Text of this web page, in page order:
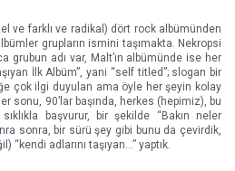
ve farklı ve radikal) dört rock albümünden
grupların ismini taşımakta. Nekropsi
grubun adı var, Malt’ın albümünde ise her
İlk Albüm”, yani “self titled”; slogan bir
çok ilgi duyulan ama öyle her şeyin kolay
sonu, 90’lar başında, herkes (hepimiz), bu
başvurur, bir şekilde “Bakın neler
sonra, bir sürü şey gibi bunu da çevirdik,
“kendi adlarını taşıyan…” yaptık.